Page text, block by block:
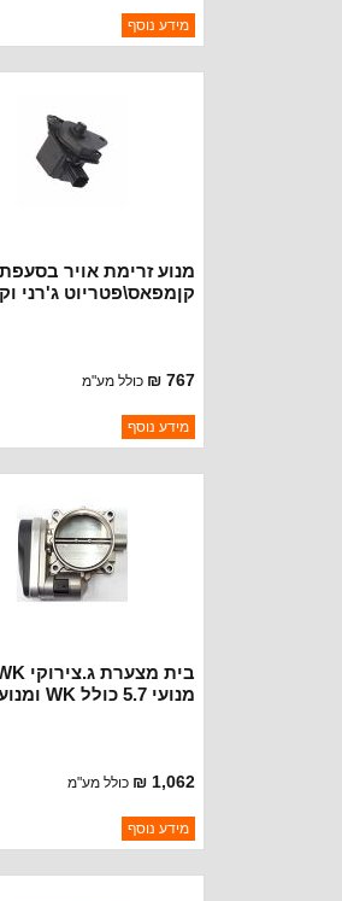
ברקוד: 4891970AC
יצרן:OAKMAN OFFROAD
מידע נוסף
מנוע זרימת אויר בסעפת
קןמפאס\פטריוט ג'רני
767 ₪ כולל מע"מ
ברקוד: 4884549AD
יצרן:CROWN AUTOMOTIVE
מידע נוסף
1,062 ₪ כולל מע"מ
ברקוד: 4591847AC
יצרן:CROWN AUTOMOTIVE
מידע נוסף